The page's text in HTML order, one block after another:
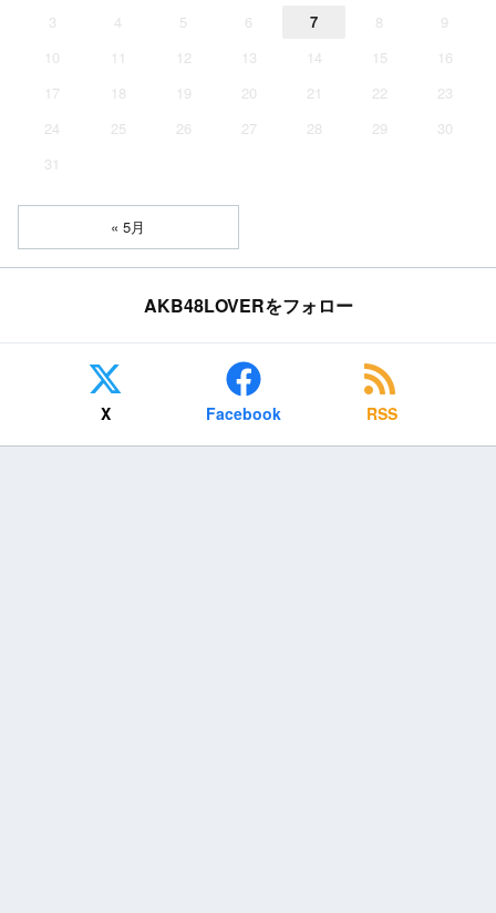
3
4 5 6 7 8
9
10
11 12 13 14 15
16
17
18 19 20 21 22
23
24
25 26 27 28 29
30
31
« 5月
AKB48LOVERをフォロー
X Facebook RSS